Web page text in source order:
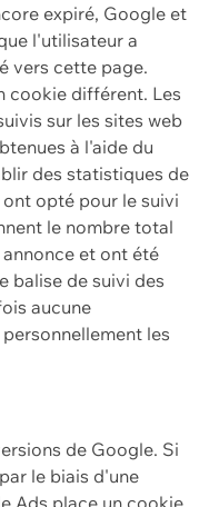
expiré, Google et
l'utilisateur a
vers cette page.
cookie différent. Les
sur les sites web
à l'aide du
des statistiques de
opté pour le suivi
le nombre total
et ont été
balise de suivi des
aucune
les
de Google. Si
le biais d'une